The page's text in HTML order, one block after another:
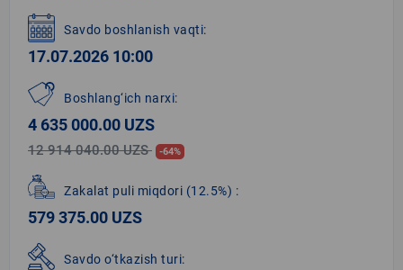
Savdo boshlanish vaqti:
17.07.2026 10:00
Boshlang‘ich narxi:
4 635 000.00 UZS
12 914 040.00 UZS -64%
Zakalat puli miqdori (12.5%) :
579 375.00 UZS
Savdo o‘tkazish turi: